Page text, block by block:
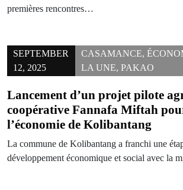
premières rencontres…
SEPTEMBER
12, 2025
CASAMANCE,
LA UNE, PAKAO
Lancement d’un projet pilote
coopérative Fannafa Miftah
l’économie de Kolibantang
La commune de Kolibantang a franchi une
développement économique et social avec la